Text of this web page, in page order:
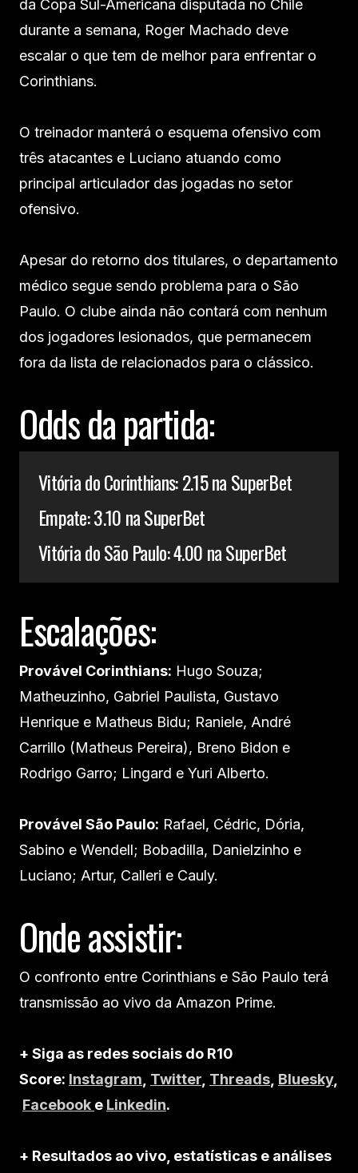
da Copa Sul-Americana disputada no Chile
durante a semana, Roger Machado deve
escalar o que tem de melhor para enfrentar o
Corinthians.
O treinador manterá o esquema ofensivo com
três atacantes e Luciano atuando como
principal articulador das jogadas no setor
ofensivo.
Apesar do retorno dos titulares, o departamento
médico segue sendo problema para o São
Paulo. O clube ainda não contará com nenhum
dos jogadores lesionados, que permanecem
fora da lista de relacionados para o clássico.
Odds da partida:
Vitória do Corinthians: 2.15 na SuperBet
Empate: 3.10 na SuperBet
Vitória do São Paulo: 4.00 na SuperBet
Escalações:
Provável Corinthians: Hugo Souza;
Matheuzinho, Gabriel Paulista, Gustavo
Henrique e Matheus Bidu; Raniele, André
Carrillo (Matheus Pereira), Breno Bidon e
Rodrigo Garro; Lingard e Yuri Alberto.
Provável São Paulo: Rafael, Cédric, Dória,
Sabino e Wendell; Bobadilla, Danielzinho e
Luciano; Artur, Calleri e Cauly.
Onde assistir:
O confronto entre Corinthians e São Paulo terá
transmissão ao vivo da Amazon Prime.
+ Siga as redes sociais do R10
Score: Instagram, Twitter, Threads, Bluesky,
Facebook e Linkedin.
+ Resultados ao vivo, estatísticas e análises